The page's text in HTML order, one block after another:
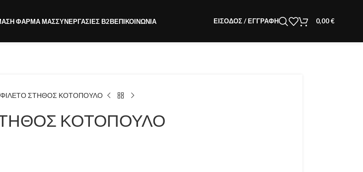
Η ΦΆΡΜΑ ΜΑΣΣΥΝΕΡΓΑΣΊΕΣ Β2ΒΕΠΙΚΟΙΝΩΝΊΑ ΕΊΣΟΔΟΣ / ΕΓΓΡΑΦΉ 0,00€
ΦΙΛΕΤΟ ΣΤΗΘΟΣ ΚΟΤΟΠΟΥΛΟ
ΚΟΤΟΠΟΥΛΟ